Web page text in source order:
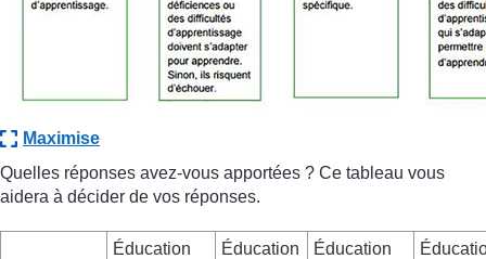
Maximise
Quelles réponses avez-vous apportées ? Ce tableau vous
aidera à décider de vos réponses.
Éducation
Éducation
Éducation